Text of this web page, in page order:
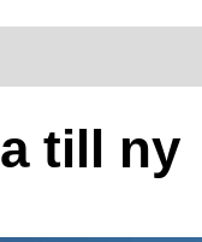
till ny